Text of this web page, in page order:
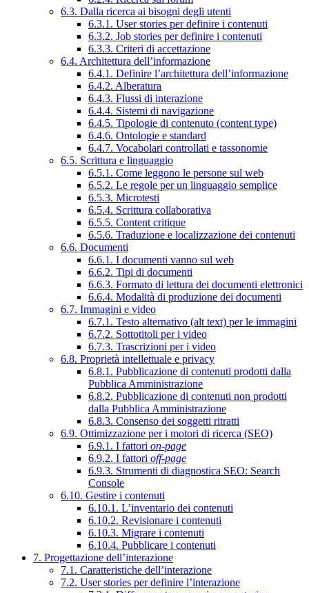
6.3. Dalla ricerca ai bisogni degli utenti
6.3.1. User stories per definire i contenuti
6.3.2. Job stories per definire i contenuti
6.3.3. Criteri di accettazione
6.4. Architettura dell’informazione
6.4.1. Definire l’architettura dell’informazione
6.4.2. Alberatura
6.4.3. Flussi di interazione
6.4.4. Sistemi di navigazione
6.4.5. Tipologie di contenuto (content type)
6.4.6. Ontologie e standard
6.4.7. Vocabolari controllati e tassonomie
6.5. Scrittura e linguaggio
6.5.1. Come leggono le persone sul web
6.5.2. Le regole per un linguaggio semplice
6.5.3. Microtesti
6.5.4. Scrittura collaborativa
6.5.5. Content critique
6.5.6. Traduzione e localizzazione dei contenuti
6.6. Documenti
6.6.1. I documenti vanno sul web
6.6.2. Tipi di documenti
6.6.3. Formato di lettura dei documenti elettronici
6.6.4. Modalità di produzione dei documenti
6.7. Immagini e video
6.7.1. Testo alternativo (alt text) per le immagini
6.7.2. Sottotitoli per i video
6.7.3. Trascrizioni per i video
6.8. Proprietà intellettuale e privacy
6.8.1. Pubblicazione di contenuti prodotti dalla
Pubblica Amministrazione
6.8.2. Pubblicazione di contenuti non prodotti
dalla Pubblica Amministrazione
6.8.3. Consenso dei soggetti ritratti
6.9. Ottimizzazione per i motori di ricerca (SEO)
6.9.1. I fattori on-page
6.9.2. I fattori off-page
6.9.3. Strumenti di diagnostica SEO: Search
Console
6.10. Gestire i contenuti
6.10.1. L’inventario dei contenuti
6.10.2. Revisionare i contenuti
6.10.3. Migrare i contenuti
6.10.4. Pubblicare i contenuti
7. Progettazione dell’interazione
7.1. Caratteristiche dell’interazione
7.2. User stories per definire l’interazione